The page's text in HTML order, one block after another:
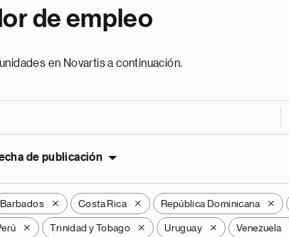
de empleo
en Novartis a continuación.
de publicación
Barbados X Costa Rica X República Dominicana X
X Trinidad y Tobago X Uruguay X Venezuela